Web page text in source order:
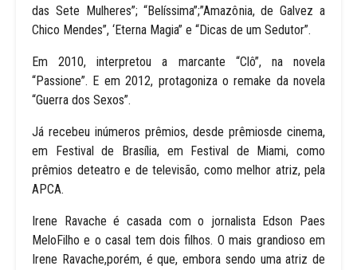
das Sete Mulheres”; “Belíssima”;”Amazônia, de Galvez a
Chico Mendes”, ‘Eterna Magia” e “Dicas de um Sedutor”.
Em 2010, interpretou a marcante “Clô”, na novela
“Passione”. E em 2012, protagoniza o remake da novela
“Guerra dos Sexos”.
Já recebeu inúmeros prêmios, desde prêmiosde cinema,
em Festival de Brasília, em Festival de Miami, como
prêmios deteatro e de televisão, como melhor atriz, pela
APCA.
Irene Ravache é casada com o jornalista Edson Paes
MeloFilho e o casal tem dois filhos. O mais grandioso em
Irene Ravache,porém, é que, embora sendo uma atriz de